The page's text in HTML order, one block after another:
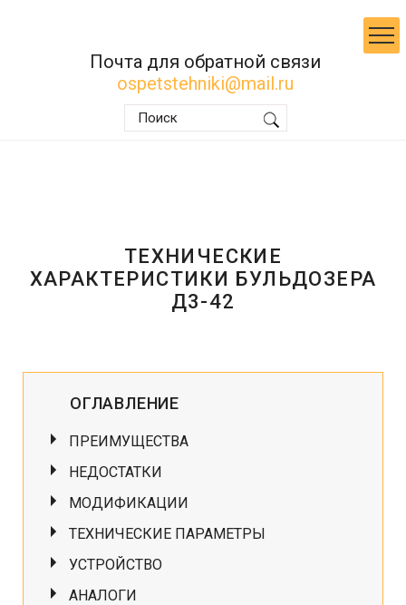
Почта для обратной связи
ospetstehniki@mail.ru
ТЕХНИЧЕСКИЕ
ХАРАКТЕРИСТИКИ БУЛЬДОЗЕРА
Д3-42
ОГЛАВЛЕНИЕ
ПРЕИМУЩЕСТВА
НЕДОСТАТКИ
МОДИФИКАЦИИ
ТЕХНИЧЕСКИЕ ПАРАМЕТРЫ
УСТРОЙСТВО
АНАЛОГИ